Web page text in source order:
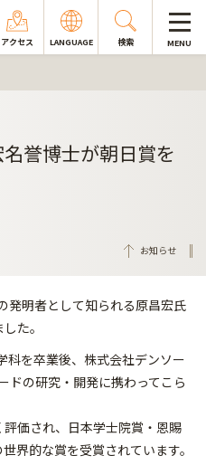
アクセス LANGUAGE 検索 MENU
誉博士が朝日賞を
お知らせ
発明者として知られる原昌宏氏
た。
科を卒業後、株式会社デンソー
ドの研究・開発に携わってこら
価され、日本学士院賞・恩賜
界的な賞を受賞されています。